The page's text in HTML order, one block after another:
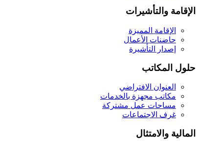
الإقامة والتأشيرات
الإقامة المميزة
حاضنات الأعمال
إصدار التأشيرة
حلول المكاتب
العنوان الافتراضي
مكاتب مجهزة بالخدمات
مساحات عمل مشتركة
غرف الاجتماعات
المالية والامتثال